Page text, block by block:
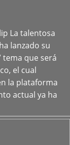
La talentosa
lanzado su
tema que será
el cual
la plataforma
actual ya ha